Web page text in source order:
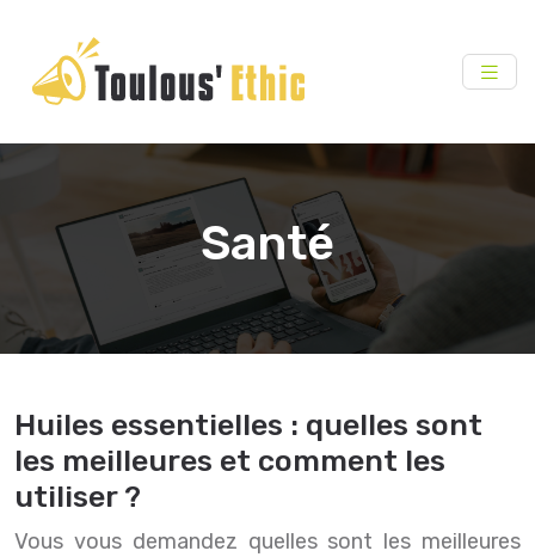
Santé
Huiles essentielles : quelles sont
les meilleures et comment les
utiliser ?
Vous vous demandez quelles sont les meilleures